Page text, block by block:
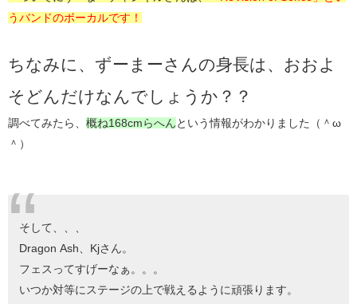
うバンドのボーカルです！
ちなみに、ずーまーさんの身長は、おおよ
そどんだけなんでしょうか？？
調べてみたら、 概ね168cmらへん という情報がわかりました（＾ω
＾）
そして、、、
Dragon Ash、Kjさん。
フェスってすげーなぁ。。。
いつか対等にステージの上で戦えるように頑張ります。